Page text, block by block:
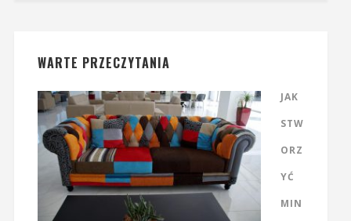
WARTE PRZECZYTANIA
JAK
STW
ORZ
YĆ
MIN